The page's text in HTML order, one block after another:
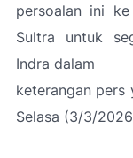
persoalan ini
Sultra untuk
Indra dalam
keterangan pers
Selasa (3/3/